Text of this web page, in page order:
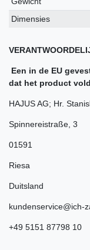
Dimensies
Een in de EU
dat het product
HAJUS AG; Hr.
Spinnereistraße 3
01591
Riesa
Duitsland
kundenservice@ich-
+49 5151 87798 10